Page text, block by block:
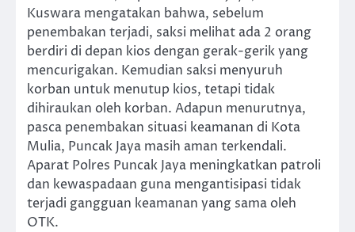
Kuswara mengatakan bahwa, sebelum
penembakan terjadi, saksi melihat ada 2 orang
berdiri di depan kios dengan gerak-gerik yang
mencurigakan. Kemudian saksi menyuruh
korban untuk menutup kios, tetapi tidak
dihiraukan oleh korban. Adapun menurutnya,
pasca penembakan situasi keamanan di Kota
Mulia, Puncak Jaya masih aman terkendali.
Aparat Polres Puncak Jaya meningkatkan patroli
dan kewaspadaan guna mengantisipasi tidak
terjadi gangguan keamanan yang sama oleh
OTK.